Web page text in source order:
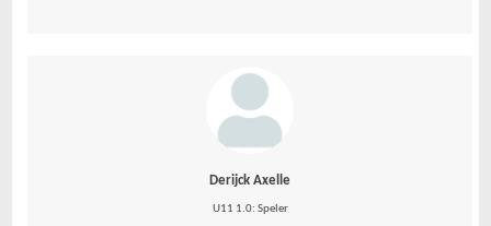
Derijck Axelle
U11 1.0: Speler